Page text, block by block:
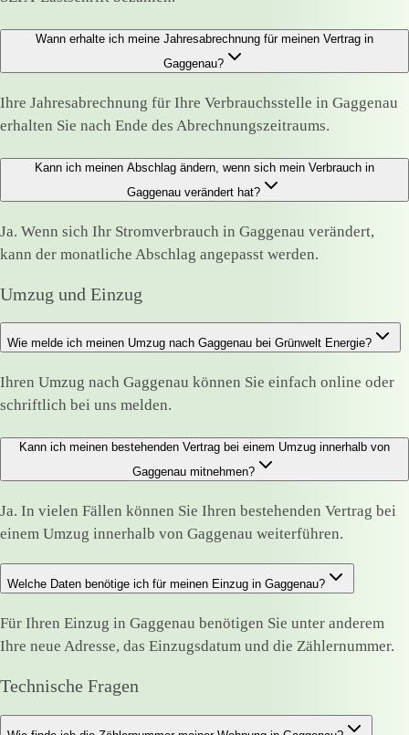
Wann erhalte ich meine Jahresabrechnung für meinen Vertrag in
Gaggenau?
Ihre Jahresabrechnung für Ihre Verbrauchsstelle in Gaggenau
erhalten Sie nach Ende des Abrechnungszeitraums.
Kann ich meinen Abschlag ändern, wenn sich mein Verbrauch in
Gaggenau verändert hat?
Ja. Wenn sich Ihr Stromverbrauch in Gaggenau verändert,
kann der monatliche Abschlag angepasst werden.
Umzug und Einzug
Wie melde ich meinen Umzug nach Gaggenau bei Grünwelt Energie?
Ihren Umzug nach Gaggenau können Sie einfach online oder
schriftlich bei uns melden.
Kann ich meinen bestehenden Vertrag bei einem Umzug innerhalb von
Gaggenau mitnehmen?
Ja. In vielen Fällen können Sie Ihren bestehenden Vertrag bei
einem Umzug innerhalb von Gaggenau weiterführen.
Welche Daten benötige ich für meinen Einzug in Gaggenau?
Für Ihren Einzug in Gaggenau benötigen Sie unter anderem
Ihre neue Adresse, das Einzugsdatum und die Zählernummer.
Technische Fragen